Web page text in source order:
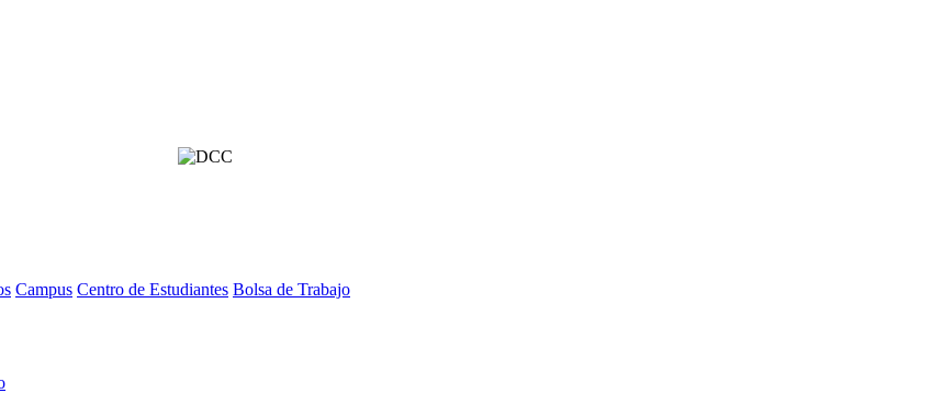
Campus Centro de Estudiantes Bolsa de Trabajo